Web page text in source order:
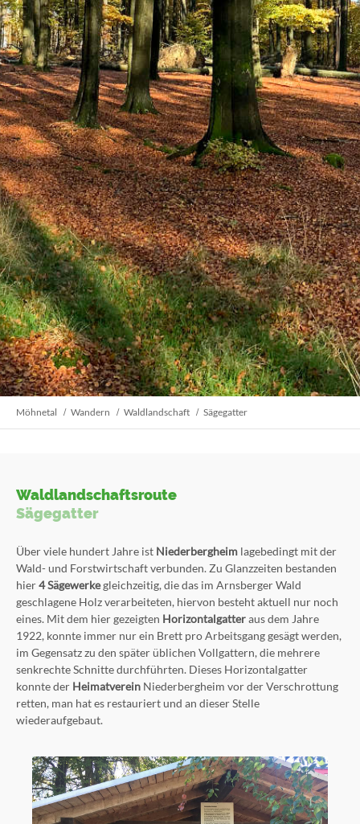
Möhnetal Wandern Waldlandschaft Sägegatter
Waldlandschaftsroute
Sägegatter
Über viele hundert Jahre ist Niederbergheim lagebedingt mit der
Wald- und Forstwirtschaft verbunden. Zu Glanzzeiten bestanden
hier4 Sägewerkegleichzeitig, die das im Arnsberger Wald
geschlagene Holz verarbeiteten, hiervon besteht aktuell nur noch
eines. Mit dem hier gezeigten Horizontalgatteraus dem Jahre
1922, konnte immer nur ein Brett pro Arbeitsgang gesägt werden,
im Gegensatz zu den später üblichen Vollgattern, die mehrere
senkrechte Schnitte durchführten. Dieses Horizontalgatter
konnte der Heimatverein Niederbergheim vor der Verschrottung
retten, man hat es restauriert und an dieser Stelle
wiederaufgebaut.